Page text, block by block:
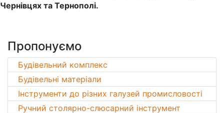
Чернівцях та Тернополі.
Пропонуємо
Будівельний комплекс
Будівельні матеріали
Інструменти до різних галузей промисловості
Ручний столярно-слюсарний інструмент